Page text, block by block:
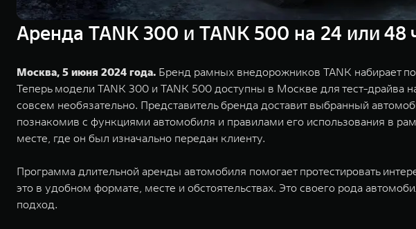
Аренда TANK 300 и TANK 500 на 24 или
Москва, 5 июня 2024 года. Бренд рамных внедорожников TANK набирает
Теперь модели TANK 300 и TANK 500 доступны в Москве для тест-драйва
совсем необязательно. Представитель бренда доставит выбранный
познакомив с функциями автомобиля и правилами его использования в
месте, где он был изначально передан клиенту.
Программа длительной аренды автомобиля помогает протестировать
это в удобном формате, месте и обстоятельствах. Это своего рода
подход.